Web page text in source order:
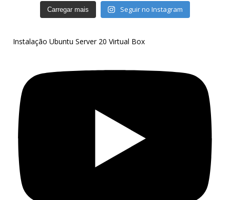
Carregar mais Seguir no Instagram
Instalação Ubuntu Server 20 Virtual Box